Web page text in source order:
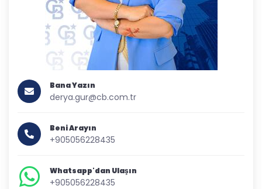
Bana Yazın
derya.gur@cb.com.tr
Beni Arayın
+905056228435
Whatsapp'dan Ulaşın
+905056228435